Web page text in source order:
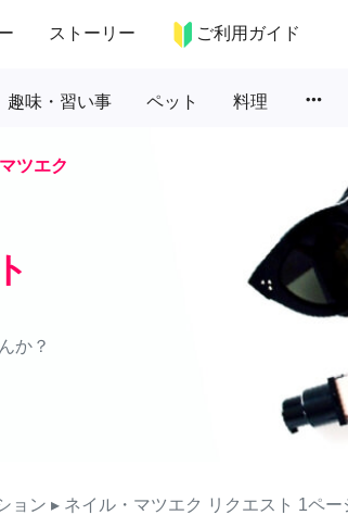
ストーリー ご利用ガイド
趣味・習い事 ペット 料理 more_horiz
ツエク
か？
ョン ▸ ネイル・マツエク リクエスト 1ペー